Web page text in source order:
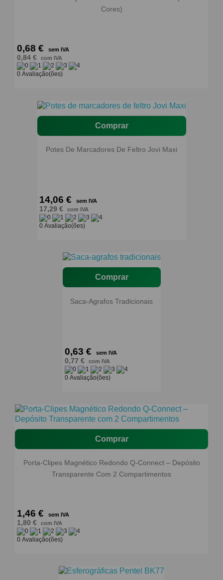
Cores)
0,68 € sem IVA
0,84 € com IVA
0 Avaliação(ões)
Comprar
Potes De Marcadores De Feltro Jovi Maxi
14,06 € sem IVA
17,29 € com IVA
0 Avaliação(ões)
Comprar
Saca-Agrafos Tradicionais
0,63 € sem IVA
0,77 € com IVA
0 Avaliação(ões)
Comprar
Porta-Clipes Magnético Redondo Q-Connect – Depósito
Transparente Com 2 Compartimentos
1,46 € sem IVA
1,80 € com IVA
0 Avaliação(ões)